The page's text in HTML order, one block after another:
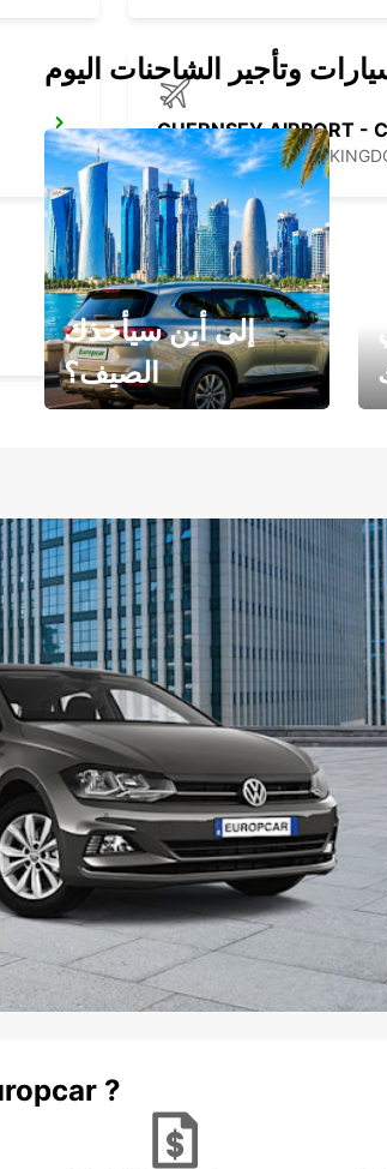
GUERNSEY - UNITED
إلى أين سيأخذك
الصيف؟
?